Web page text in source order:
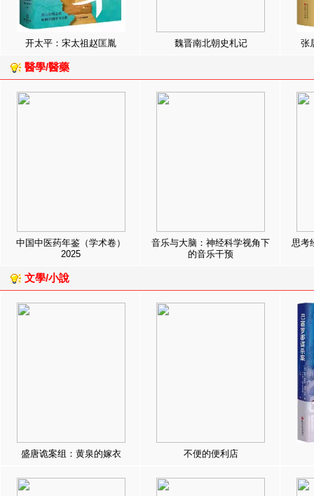
开太平：宋太祖赵匡胤 魏晋南北朝史札记 张
醫學/醫藥
中国中医药年鉴（学术卷）
2025
音乐与大脑：神经科学视角下
的音乐干预
思考
文學/小說
盛唐诡案组：黄泉的嫁衣 不便的便利店